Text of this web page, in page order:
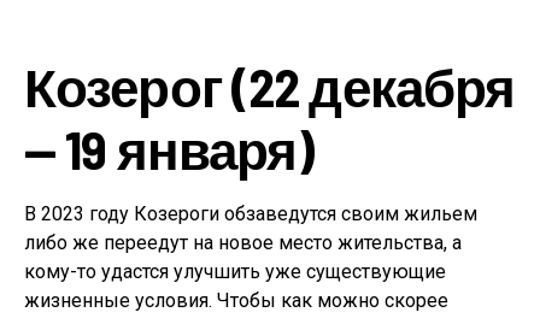
Козерог (22 декабря
— 19 января)
В 2023 году Козероги обзаведутся своим жильем
либо же переедут на новое место жительства, а
кому-то удастся улучшить уже существующие
жизненные условия. Чтобы как можно скорее